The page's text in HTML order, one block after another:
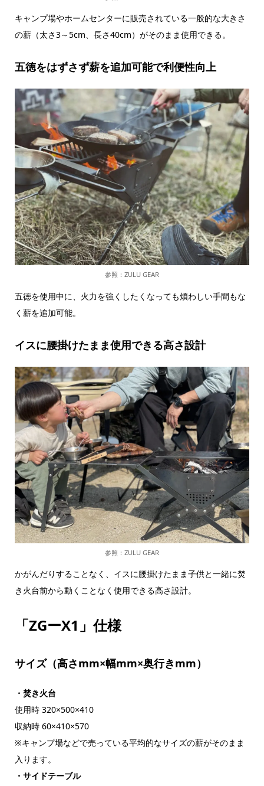
キャンプ場やホームセンターに販売されている一般的な大きさ
の薪（太さ3～5cm、長さ40cm）がそのまま使用できる。
五徳をはずさず薪を追加可能で利便性向上
参照：ZULU GEAR
五徳を使用中に、火力を強くしたくなっても煩わしい手間もな
く薪を追加可能。
イスに腰掛けたまま使用できる高さ設計
参照：ZULU GEAR
かがんだりすることなく、イスに腰掛けたまま子供と一緒に焚
き火台前から動くことなく使用できる高さ設計。
「ZGーX1」仕様
サイズ（高さmm×幅mm×奥行きmm）
・焚き火台
使用時 320×500×410
収納時 60×410×570
※キャンプ場などで売っている平均的なサイズの薪がそのまま
入ります。
・サイドテーブル